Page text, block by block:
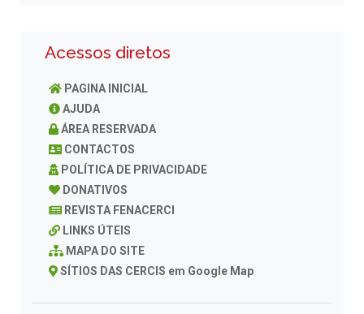
Acessos diretos
PAGINA INICIAL
AJUDA
ÁREA RESERVADA
CONTACTOS
POLÍTICA DE PRIVACIDADE
DONATIVOS
REVISTA FENACERCI
LINKS ÚTEIS
MAPA DO SITE
SÍTIOS DAS CERCIS em Google Map